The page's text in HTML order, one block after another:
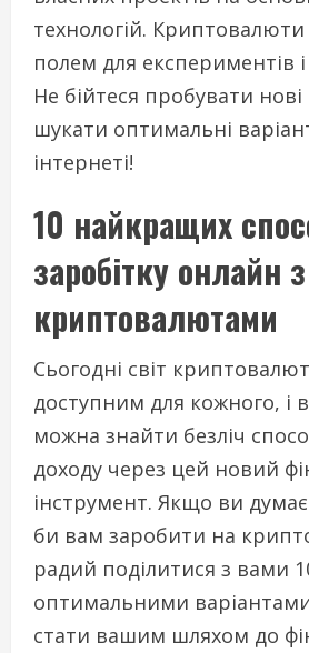
технологій.
полем для експериментів
Не бійтеся пробувати
шукати оптимальні
інтернеті!
10 найкращих
заробітку онлайн з
криптовалютами
Сьогодні світ
доступним для кожного, і в
можна знайти безліч
доходу через цей новий
інструмент. Якщо ви
би вам заробити на
радий поділитися з вами
оптимальними
стати вашим шляхом до